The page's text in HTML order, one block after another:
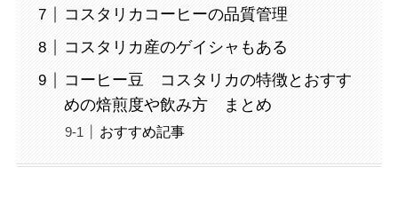
コスタリカコーヒーの品質管理
コスタリカ産のゲイシャもある
コーヒー豆 コスタリカの特徴とおすす
めの焙煎度や飲み方 まとめ
おすすめ記事